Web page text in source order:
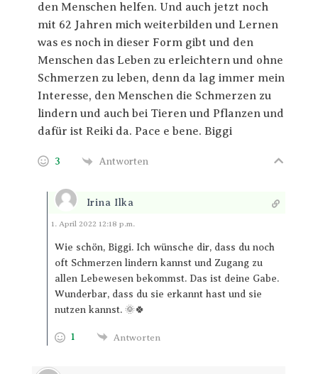
den Menschen helfen. Und auch jetzt noch
mit 62 Jahren mich weiterbilden und Lernen
was es noch in dieser Form gibt und den
Menschen das Leben zu erleichtern und ohne
Schmerzen zu leben, denn da lag immer mein
Interesse, den Menschen die Schmerzen zu
lindern und auch bei Tieren und Pflanzen und
dafür ist Reiki da. Pace e bene. Biggi
3 Antworten
Irina Ilka
Antworten
1. April 2022 12:18 p.m.
Wie schön, Biggi. Ich wünsche dir, dass du noch
oft Schmerzen lindern kannst und Zugang zu
allen Lebewesen bekommst. Das ist deine Gabe.
Wunderbar, dass du sie erkannt hast und sie
nutzen kannst. 🌞🍀
1 Antworten